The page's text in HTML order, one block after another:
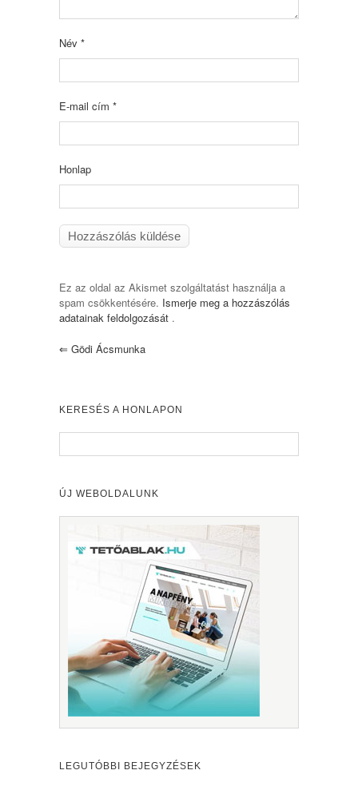
Név *
E-mail cím *
Honlap
Ez az oldal az Akismet szolgáltatást használja a
spam csökkentésére. Ismerje meg a hozzászólás
adatainak feldolgozását .
⇐ Gödi Ácsmunka
KERESÉS A HONLAPON
ÚJ WEBOLDALUNK
LEGUTÓBBI BEJEGYZÉSEK